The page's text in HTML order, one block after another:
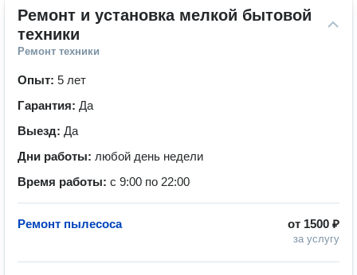
Ремонт и установка мелкой бытовой
техники
Ремонт техники
Опыт: 5 лет
Гарантия: Да
Выезд: Да
Дни работы: любой день недели
Время работы: с 9:00 по 22:00
от 1500 ₽
за услугу
Ремонт пылесоса